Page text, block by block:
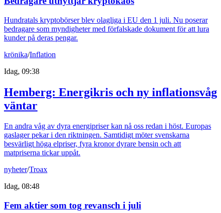
Hundratals kryptobörser blev olagliga i EU den 1 juli. Nu poserar
bedragare som myndigheter med förfalskade dokument för att lura
kunder på deras pengar.
krönika/Inflation
Idag, 09:38
Hemberg: Energikris och ny inflationsvåg
väntar
En andra våg av dyra energipriser kan nå oss redan i höst. Europas
gaslager pekar i den riktningen. Samtidigt möter svenskarna
besvärligt höga elpriser, fyra kronor dyrare bensin och att
matpriserna tickar uppåt.
nyheter/Troax
Idag, 08:48
Fem aktier som tog revansch i juli